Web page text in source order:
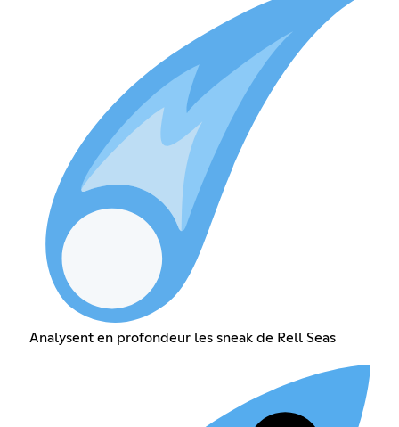
Analysent en profondeur les sneak de Rell Seas